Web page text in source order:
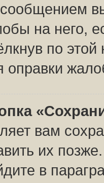
на него,
по этой
оправки
вам
их
в